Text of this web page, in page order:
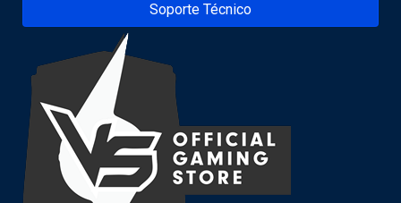
Soporte Técnico